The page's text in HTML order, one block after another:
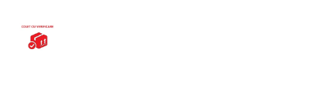
Bideuri statative
Piedestale